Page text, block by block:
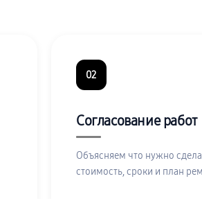
02
Согласование работ
Объясняем что нужно
стоимость, сроки и план